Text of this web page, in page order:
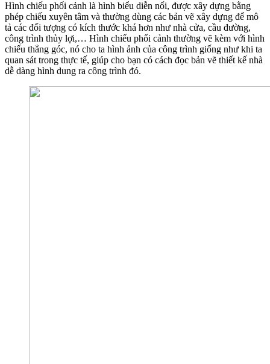
Hình chiếu phối cảnh là hình biểu diễn nổi, được xây dựng bằng
phép chiếu xuyên tâm và thường dùng các bản vẽ xây dựng để mô
tả các đối tượng có kích thước khá hơn như nhà cửa, cầu đường,
công trình thủy lợi,… Hình chiếu phối cảnh thường vẽ kèm với hình
chiếu thẳng góc, nó cho ta hình ảnh của công trình giống như khi ta
quan sát trong thực tế, giúp cho bạn có cách đọc bản vẽ thiết kế nhà
dễ dàng hình dung ra công trình đó.